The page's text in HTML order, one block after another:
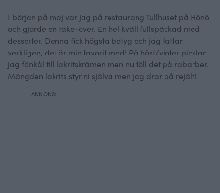
I början på maj var jag på restaurang Tullhuset på Hönö
och gjorde en take-over. En hel kväll fullspäckad med
desserter. Denna fick högsta betyg och jag fattar
verkligen, det är min favorit med! På höst/vinter picklar
jag fänkål till lakritskrämen men nu föll det på rabarber.
Mängden lakrits styr ni själva men jag drar på rejält!